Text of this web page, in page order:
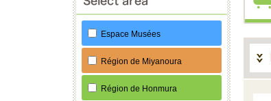
Espace Musées
Région de Miyanoura
Région de Honmura